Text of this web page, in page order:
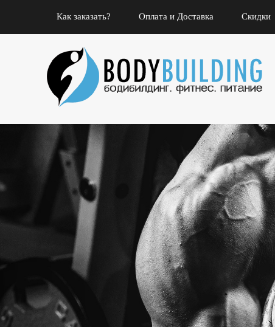
Как заказать? Оплата и Доставка Скидки